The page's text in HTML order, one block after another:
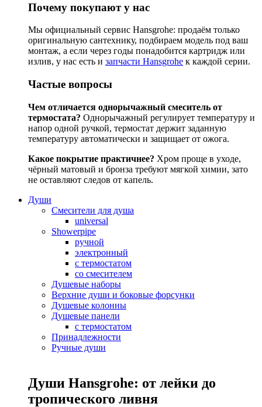
Почему покупают у нас
Мы официальный сервис Hansgrohe: продаём только
оригинальную сантехнику, подбираем модель под ваш
монтаж, а если через годы понадобится картридж или
излив, у нас есть и запчасти Hansgrohe к каждой серии.
Частые вопросы
Чем отличается однорычажный смеситель от
термостата? Однорычажный регулирует температуру и
напор одной ручкой, термостат держит заданную
температуру автоматически и защищает от ожога.
Какое покрытие практичнее? Хром проще в уходе,
чёрный матовый и бронза требуют мягкой химии, зато
не оставляют следов от капель.
Души
Смесители для душа
universal
Showerpipe
ручной
электронный
с термостатом
со смесителем
Душевые наборы
Верхние души и боковые форсунки
Душевые колонны
Душевые панели
с термостатом
Принадлежности
Ручные души
Души Hansgrohe: от лейки до
тропического ливня